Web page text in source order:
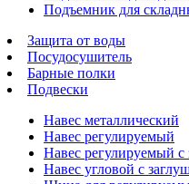
Подъемник для
Защита от воды
Посудосушитель
Барные полки
Подвески
Навес металлический
Навес регулируемый
Навес регулируемый с
Навес угловой с